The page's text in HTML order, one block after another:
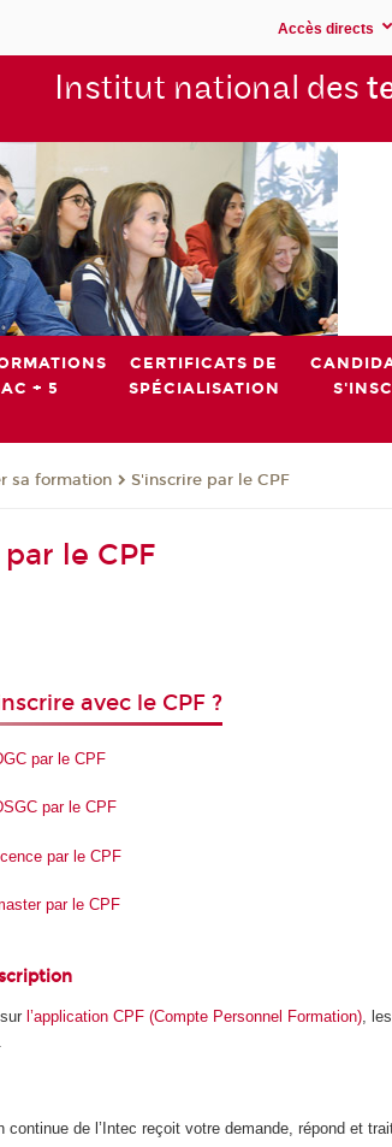
Accès directs
Institut national des
+ 5
CERTIFICATS DE
SPÉCIALISATION
sa formation S'inscrire par le CPF
le CPF
avec le CPF ?
par le CPF
par le CPF
par le CPF
par le CPF
surl’application CPF (Compte Personnel Formation) ,
continue de l’Intec reçoit votre demande, répond et